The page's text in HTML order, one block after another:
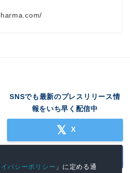
バシーポリシー 」に定める通
SNSでも最新のプレスリリース情
報をいち早く配信中
X